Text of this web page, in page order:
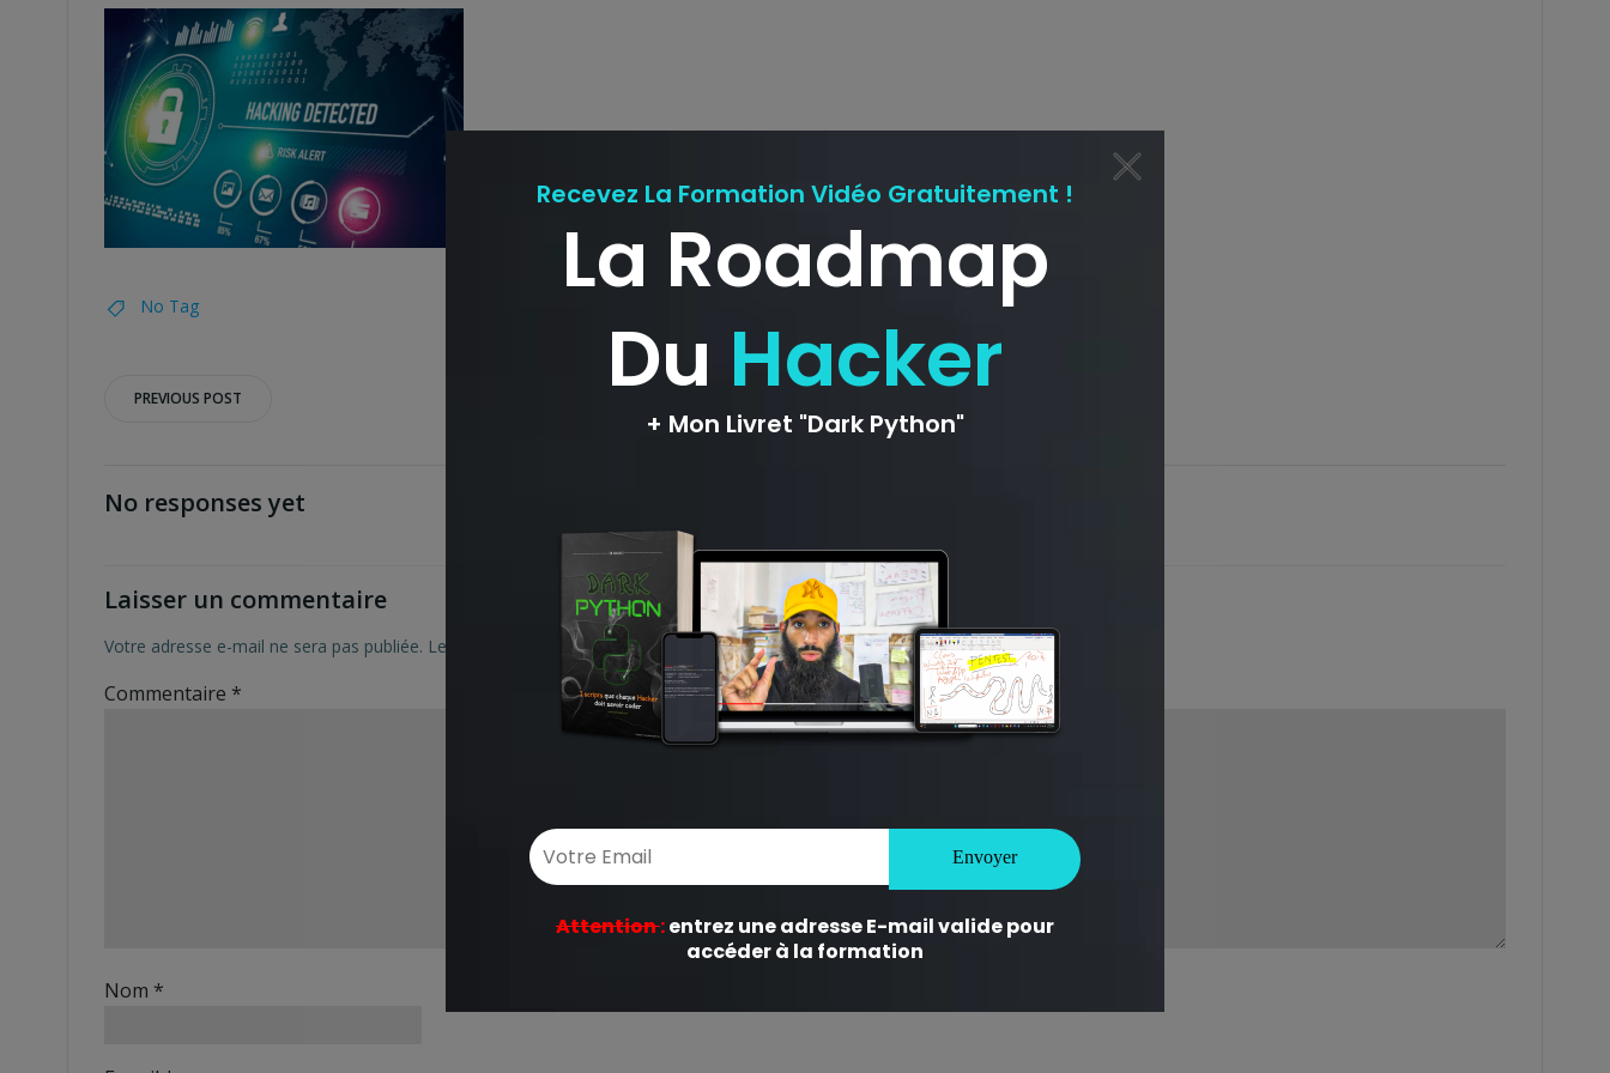
No Tag
Post
PREVIOUS POST
No responses yet
Laisser un commentaire
Votre adresse e-mail ne sera pas publiée. Les champs obligatoires sont indiqués avec*
Commentaire *
Nom *